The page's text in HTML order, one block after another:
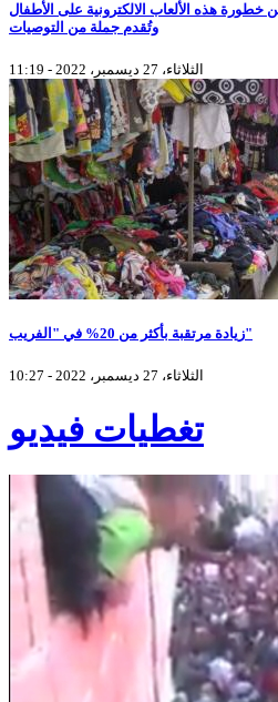
خطورة هذه الألعاب الالكترونية على الأطفال
وتُقدم جملة من التوصيات
الثلاثاء، 27 ديسمبر، 2022 - 11:19
زيادة مرتقبة بأكثر من 20% في "الفريب"
الثلاثاء، 27 ديسمبر، 2022 - 10:27
تغطيات فيديو